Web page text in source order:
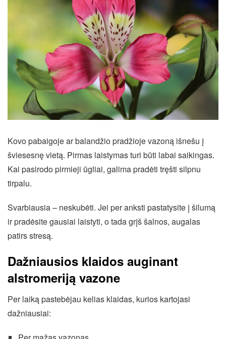
Kovo pabaigoje ar balandžio pradžioje vazoną išnešu į
šviesesnę vietą. Pirmas laistymas turi būti labai saikingas.
Kai pasirodo pirmieji ūgliai, galima pradėti tręšti silpnu
tirpalu.
Svarbiausia – neskubėti. Jei per anksti pastatysite į šilumą
ir pradėsite gausiai laistyti, o tada grįš šalnos, augalas
patirs stresą.
Dažniausios klaidos auginant
alstromeriją vazone
Per laiką pastebėjau kelias klaidas, kurios kartojasi
dažniausiai: